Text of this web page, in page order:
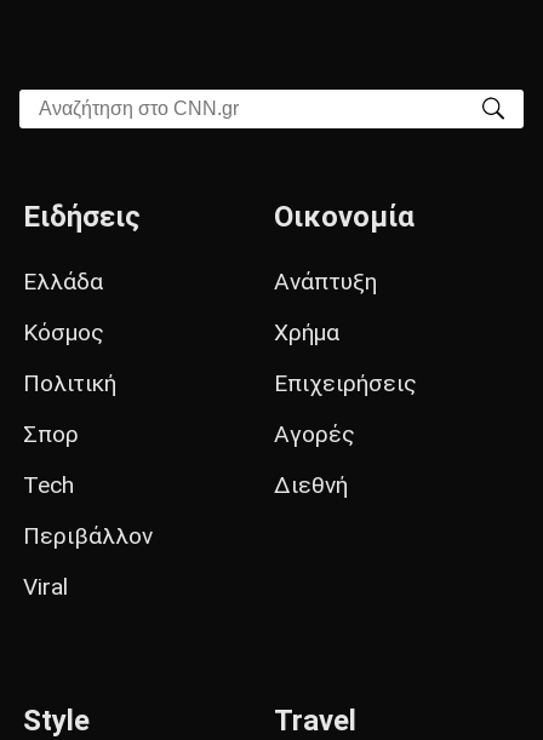
Αναζήτηση στο CNN.gr
Ειδήσεις
Ελλάδα
Κόσμος
Πολιτική
Σπορ
Tech
Περιβάλλον
Viral
Οικονομία
Ανάπτυξη
Χρήμα
Επιχειρήσεις
Αγορές
Διεθνή
Style Travel